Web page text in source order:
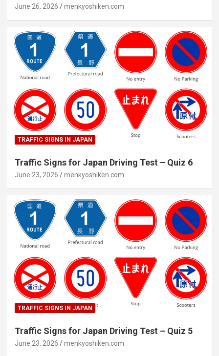
June 26, 2026 menkyoshiken.com
TRAFFIC SIGNS IN JAPAN
Traffic Signs for Japan Driving Test – Quiz 6
June 23, 2026 menkyoshiken.com
TRAFFIC SIGNS IN JAPAN
Traffic Signs for Japan Driving Test – Quiz 5
June 23, 2026 menkyoshiken.com